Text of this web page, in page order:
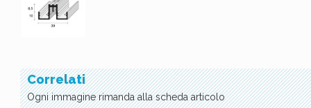
Correlati
Ogni immagine rimanda alla scheda articolo